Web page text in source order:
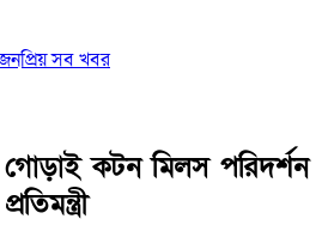
সব খবর
গোড়াই কটন মিলস পরিদর্শন